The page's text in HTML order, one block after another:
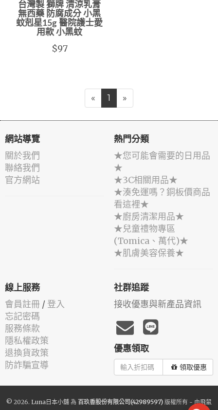
台灣製 獅牌 清涼乳膏
無西藥 防腐成分 小黑
蚊剋星15g 醫院護士愛
用款 小黑蚊
$97
« 1 »
網站導覽
關於我們
聯絡我們
官方網站
熱門分類
★您可能會需要的日用品
★
★3C相關用品★
★湊免運嗎？銅板價商品
看這裡★
★廚房清潔用品★
★兒童禮物專區
(Tomica、萬代)★
★肌膚美容保養★
線上服務
會員註冊 / 登入
忘記密碼
服務條款
隱私權政策
退換貨政策
防詐騙宣導
社群追蹤
接收優惠與新產品資訊
優惠領取
領取優惠
© 2026. Luna日本小舖 為 百玖香股份有限公司(42989597) 版權所有 - 由飛鼠